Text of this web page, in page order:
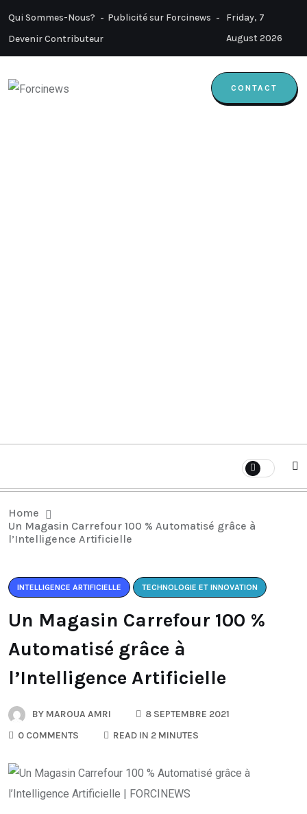
Qui Sommes-Nous?
Publicité sur Forcinews
Devenir Contributeur
Friday, 7
August 2026
CONTACT
Home
Un Magasin Carrefour 100 % Automatisé grâce à
l’Intelligence Artificielle
INTELLIGENCE ARTIFICIELLE TECHNOLOGIE ET INNOVATION
Un Magasin Carrefour 100 %
Automatisé grâce à
l’Intelligence Artificielle
BY MAROUA AMRI
8 SEPTEMBRE 2021
0 COMMENTS
READ IN 2 MINUTES